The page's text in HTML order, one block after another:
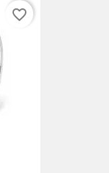
favorite_border